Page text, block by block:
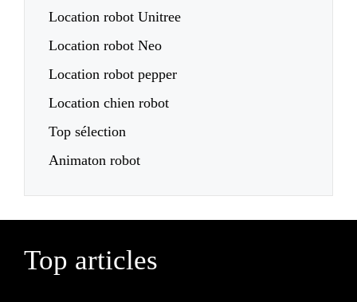
Location robot Unitree
Location robot Neo
Location robot pepper
Location chien robot
Top sélection
Animaton robot
Top articles